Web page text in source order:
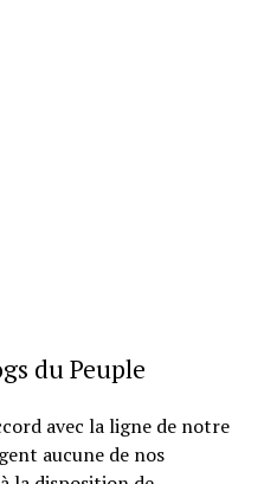
du Peuple
avec la ligne de notre
aucune de nos